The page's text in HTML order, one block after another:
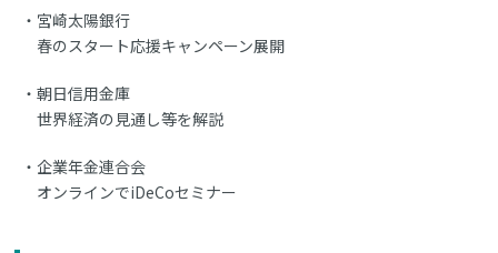
宮崎太陽銀行
春のスタート応援キャンペーン展開
朝日信用金庫
世界経済の見通し等を解説
企業年金連合会
オンラインでiDeCoセミナー